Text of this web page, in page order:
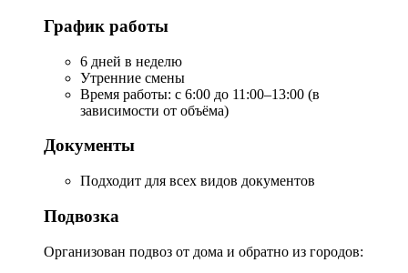
График работы
6 дней в неделю
Утренние смены
Время работы: с 6:00 до 11:00–13:00 (в
зависимости от объёма)
Документы
Подходит для всех видов документов
Подвозка
Организован подвоз от дома и обратно из городов: